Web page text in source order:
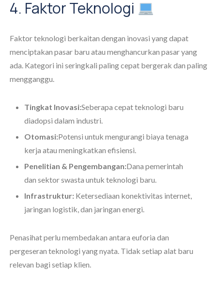
4. Faktor Teknologi
Faktor teknologi berkaitan dengan inovasi yang dapat
menciptakan pasar baru atau menghancurkan pasar yang
ada. Kategori ini seringkali paling cepat bergerak dan paling
mengganggu.
Tingkat Inovasi:Seberapa cepat teknologi baru
diadopsi dalam industri.
Otomasi:Potensi untuk mengurangi biaya tenaga
kerja atau meningkatkan efisiensi.
Penelitian & Pengembangan:Dana pemerintah
dan sektor swasta untuk teknologi baru.
Infrastruktur: Ketersediaan konektivitas internet,
jaringan logistik, dan jaringan energi.
Penasihat perlu membedakan antara euforia dan
pergeseran teknologi yang nyata. Tidak setiap alat baru
relevan bagi setiap klien.